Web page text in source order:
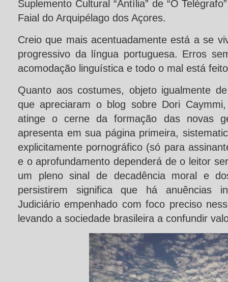
Suplemento Cultural “Antília” de “O
Faial do Arquipélago dos Açores.
Creio que mais acentuadamente está a se
progressivo da língua portuguesa. Erros
acomodação linguística e todo o mal está
Quanto aos costumes, objeto igualmente
que apreciaram o blog sobre Dori
atinge o cerne da formação das novas
apresenta em sua página primeira,
explicitamente pornográfico (só para
e o aprofundamento dependerá de o leitor
um pleno sinal de decadência moral e
persistirem significa que há anuências
Judiciário empenhado com foco preciso
levando a sociedade brasileira a confundir